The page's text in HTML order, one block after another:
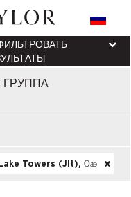
ГРУППА
Towers (jlt), Оаэ